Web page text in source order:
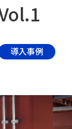
導入事例